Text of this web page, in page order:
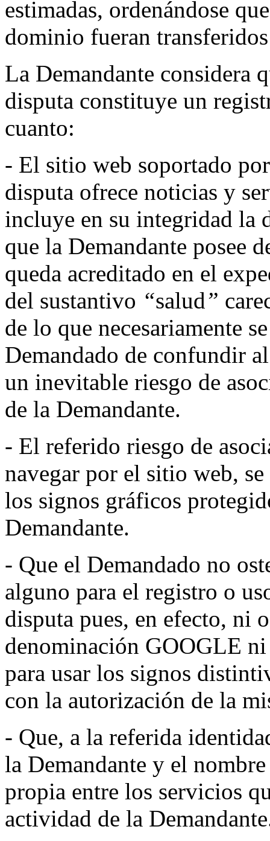
estimadas, ordenándose
dominio fueran
La Demandante considera
disputa constituye un
cuanto:
- El sitio web soportado
disputa ofrece noticias y
incluye en su integridad la
que la Demandante posee
queda acreditado en el
del sustantivo “salud”
de lo que necesariamente
Demandado de confundir
un inevitable riesgo de
de la Demandante.
- El referido riesgo de
navegar por el sitio web,
los signos gráficos
Demandante.
- Que el Demandado no
alguno para el registro o
disputa pues, en efecto, ni
denominación GOOGLE
para usar los signos
con la autorización de la
- Que, a la referida
la Demandante y el
propia entre los servicios
actividad de la